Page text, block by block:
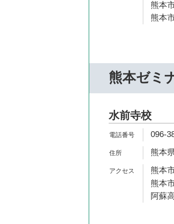
熊本
熊本
熊本ゼミ
水前寺校
096-
熊本
熊本
熊本
阿蘇